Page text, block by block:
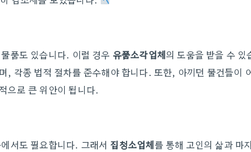
품도 있습니다. 이럴 경우 유품소각업체의 도움을 받을 수
, 각종 법적 절차를 준수해야 합니다. 또한, 아끼던 물건들이
으로 큰 위안이 됩니다.
서도 필요합니다. 그래서 집청소업체를 통해 고인의 삶과 마